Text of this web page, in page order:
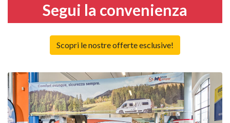
Segui la convenienza
Scopri le nostre offerte esclusive!